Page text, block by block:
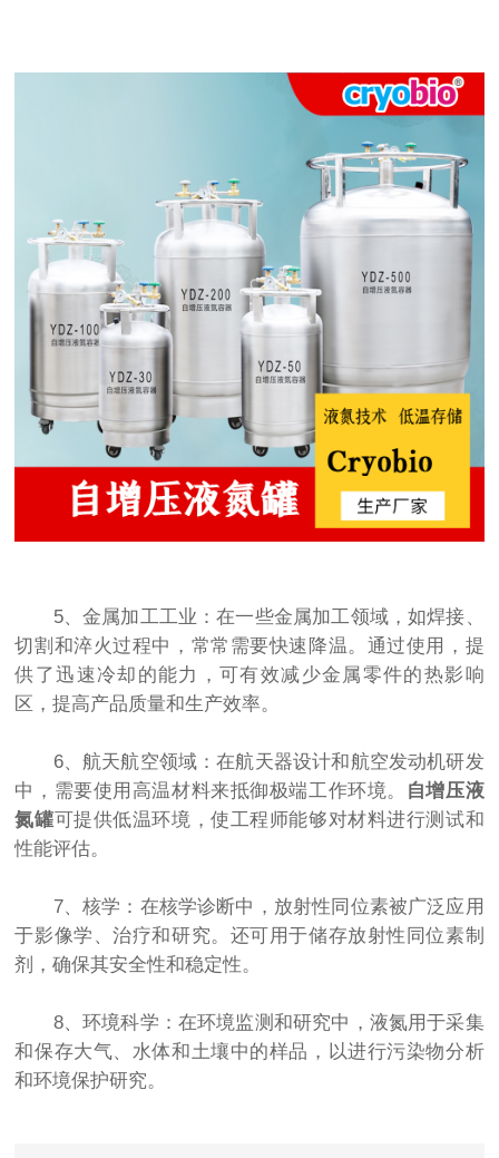
5、金属加工工业：在一些金属加工领域，如焊接、
切割和淬火过程中，常常需要快速降温。通过使用，提
供了迅速冷却的能力，可有效减少金属零件的热影响
区，提高产品质量和生产效率。
6、航天航空领域：在航天器设计和航空发动机研发
中，需要使用高温材料来抵御极端工作环境。
自增压液
氮罐可提供低温环境，使工程师能够对材料进行测试和
性能评估。
7、核学：在核学诊断中，放射性同位素被广泛应用
于影像学、治疗和研究。还可用于储存放射性同位素制
剂，确保其安全性和稳定性。
8、环境科学：在环境监测和研究中，液氮用于采集
和保存大气、水体和土壤中的样品，以进行污染物分析
和环境保护研究。